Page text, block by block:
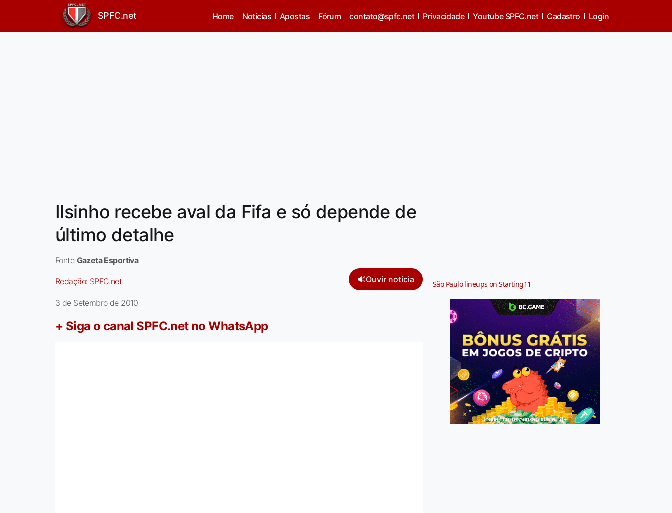
SPFC.net Home Noticias Apostas Fórum contato@spfc.net Privacidade Youtube SPFC.net Cadastro Login
Ilsinho recebe aval da Fifa e só depende de
último detalhe
Fonte Gazeta Esportiva
Redação: SPFC.net 🔊Ouvir notícia
3 de Setembro de 2010
+ Siga o canal SPFC.net no WhatsApp
São Paulo lineups on Starting11
Jogue com responsabilidade. 18+